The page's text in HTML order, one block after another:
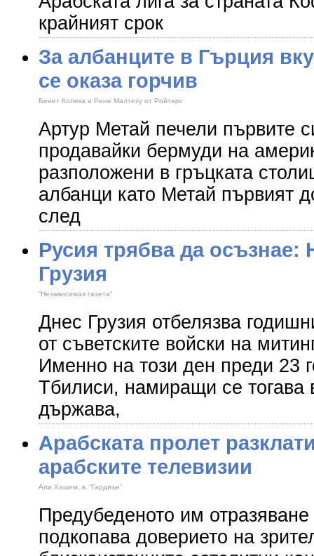
крайният срок
За албанците в Гърция
се оказа горчив
Бенет Колека и Рене Малтезу от Ройтерс
Артур Метай печели първите
продавайки бермуди на
разположени в гръцката
албанци като Метай първият
след
Русия трябва да осъзнае:
Грузия
“Независимая газета"
Днес Грузия отбелязва
от съветските войски на
Именно на този ден преди 23
Тбилиси, намиращи се тогава
държава,
Арабската пролет
арабските телевизии
Али Хашем, в. “Гардиън”
Предубеденото им
подкопава доверието на